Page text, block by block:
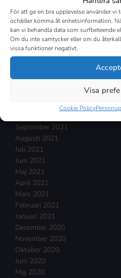
För att ge en bra upplevelse använder
och/eller komma åt enhetsinformation.
kan vi behandla data som surfbeteende
Om du inte samtycker eller om du
vissa funktioner negativt.
Visa
Cookie Policy
Juli 2022
Juni 2022
Maj 2022
April 2022
November 2021
September 2021
Augusti 2021
Juli 2021
Juni 2021
Maj 2021
April 2021
Mars 2021
Februari 2021
Januari 2021
December 2020
November 2020
Oktober 2020
Juni 2020
Maj 2020